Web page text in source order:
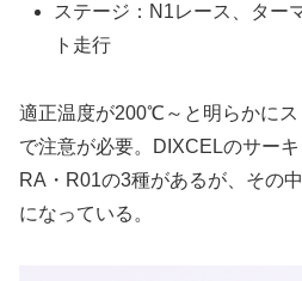
ステージ：N1レース、ター
ト走行
適正温度が200℃～と明らかに
で注意が必要。DIXCELのサー
RA・R01の3種があるが、その
になっている。